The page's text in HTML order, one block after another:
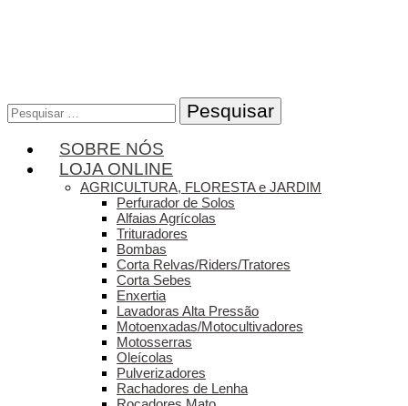
Pesquisar
por:
SOBRE NÓS
LOJA ONLINE
AGRICULTURA, FLORESTA e JARDIM
Perfurador de Solos
Alfaias Agrícolas
Trituradores
Bombas
Corta Relvas/Riders/Tratores
Corta Sebes
Enxertia
Lavadoras Alta Pressão
Motoenxadas/Motocultivadores
Motosserras
Oleícolas
Pulverizadores
Rachadores de Lenha